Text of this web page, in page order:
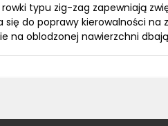
typu zig-zag zapewniają
się do poprawy kierowalności
na oblodzonej nawierzchni